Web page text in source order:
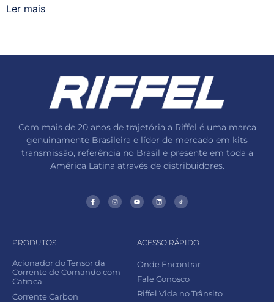
Ler mais
Com mais de 20 anos de trajetória a Riffel é uma marca
genuinamente Brasileira e líder de mercado em kits
transmissão, referência no Brasil e presente em toda a
América Latina através de distribuidores.
PRODUTOS
Acionador do Tensor da
Corrente de Comando com
Catraca
Corrente Carbon
ACESSO RÁPIDO
Onde Encontrar
Fale Conosco
Riffel Vida no Trânsito